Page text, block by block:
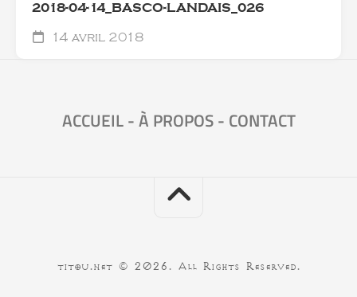
2018-04-14_BASCO-LANDAIS_026
14 avril 2018
ACCUEIL-À PROPOS- CONTACT
titou.net © 2026. All Rights Reserved.